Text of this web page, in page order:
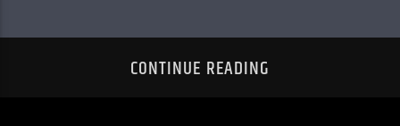
CONTINUE READING